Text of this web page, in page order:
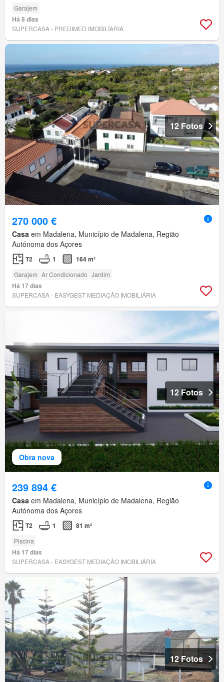
Garajem
Há 8 dias
SUPERCASA - PREDIMED IMOBILÍARIA
12 Fotos
270 000 €
Casa em Madalena, Município de Madalena, Região
Autónoma dos Açores
T2 1 164 m²
Garajem Ar Condicionado Jardim
Há 17 dias
SUPERCASA - EASYGEST MEDIAÇÃO IMOBILIÁRIA
Obra nova
12 Fotos
239 894 €
Casa em Madalena, Município de Madalena, Região
Autónoma dos Açores
T2 1 81 m²
Piscina
Há 17 dias
SUPERCASA - EASYGEST MEDIAÇÃO IMOBILIÁRIA
12 Fotos